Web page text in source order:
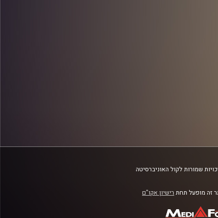
שמורות לקול האוניברסיטה
זה מופעל תחת רישיון אקו"ם